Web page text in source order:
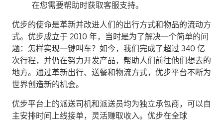
在您需要帮助时获取客服支持。
优步的使命是革新并改进人们的出行方式和物品的流动方
式。优步成立于 2010 年，当时是为了解决一个简单的问
题：怎样实现一键叫车？如今，我们完成了超过 340 亿
次行程，并仍在努力开发产品，帮助人们前往他们想去的
地方。通过革新出行、送餐和物流方式，优步平台不断为
世界创造新的机会。
优步平台上的派送司机和派送员均为独立承包商，可以自
主安排时间上线接单，灵活赚取收入。优步在全球